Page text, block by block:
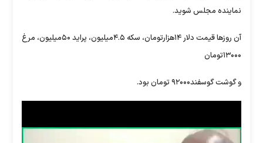
نماینده مجلس شوید.
آن روز‌ها قیمت دلار ۱۴هزارتومان، سکه ۴.۵میلیون، پراید ۵۰میلیون، مرغ
۱۳۰۰۰تومان
و گوشت گوسفند۹۲۰۰۰ تومان بود.